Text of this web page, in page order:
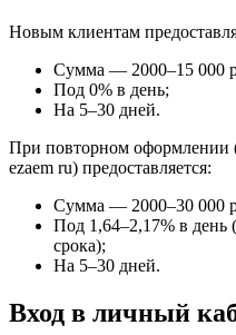
Новым клиентам
Сумма — 2000–15 000
Под 0% в день;
На 5–30 дней.
При повторном оформлении
ezaem ru) предоставляется:
Сумма — 2000–30 000
Под 1,64–2,17% в день
срока);
На 5–30 дней.
Вход в личный